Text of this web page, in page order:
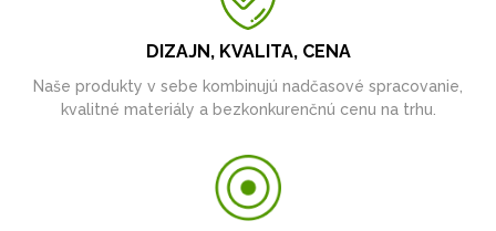
DIZAJN, KVALITA, CENA
Naše produkty v sebe kombinujú nadčasové spracovanie,
kvalitné materiály a bezkonkurenčnú cenu na trhu.